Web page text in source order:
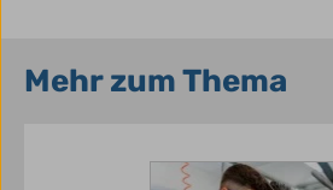
Mehr zum Thema